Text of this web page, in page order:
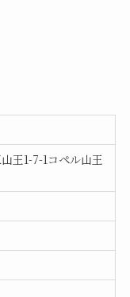
王1-7-1コペル山王